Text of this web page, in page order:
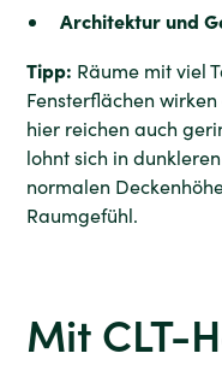
Architektur und
Tipp: Räume mit viel
Fensterflächen
hier reichen auch
lohnt sich in
normalen
Raumgefühl.
Mit CLT-